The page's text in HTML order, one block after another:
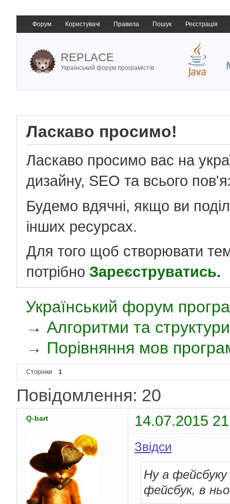
Форум Користувачі Правила Пошук Реєстрація
REPLACE
Український форум програмістів
Ласкаво просимо!
Ласкаво просимо вас на
дизайну, SEO та всього
Будемо вдячні, якщо ви
інших ресурсах.
Для того щоб створювати
потрібно Зареєструватись.
Український форум
→Алгоритми та
→ Порівняння мов
Сторінки 1
Повідомлення: 20
Q-bart 14.07.2015
Звідси
Ну а фейсбуку
фейсбук, в